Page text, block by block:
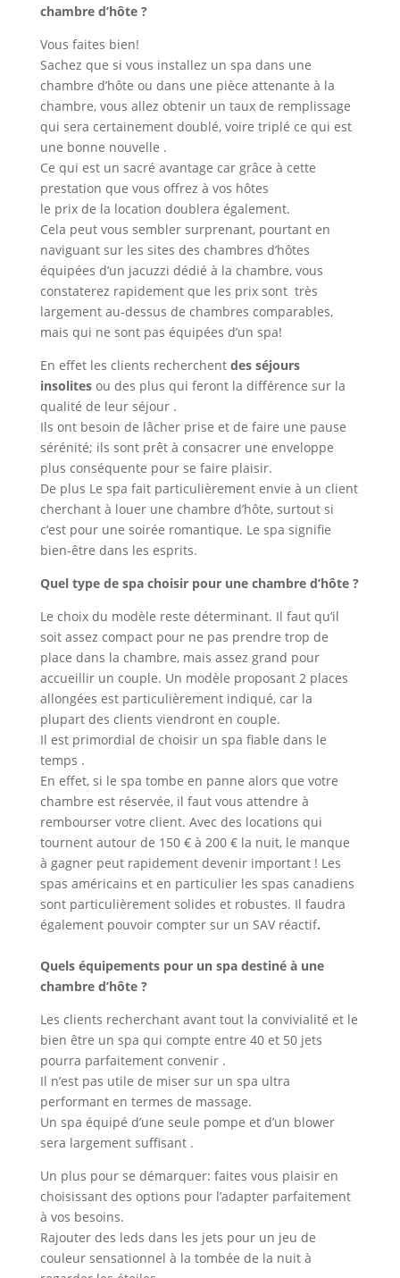
chambre d’hôte ?
Vous faites bien!
Sachez que si vous installez un spa dans une
chambre d’hôte ou dans une pièce attenante à la
chambre, vous allez obtenir un taux de remplissage
qui sera certainement doublé, voire triplé ce qui est
une bonne nouvelle .
Ce qui est un sacré avantage car grâce à cette
prestation que vous offrez à vos hôtes
le prix de la location doublera également.
Cela peut vous sembler surprenant, pourtant en
naviguant sur les sites des chambres d’hôtes
équipées d’un jacuzzi dédié à la chambre, vous
constaterez rapidement que les prix sont très
largement au-dessus de chambres comparables,
mais qui ne sont pas équipées d’un spa!
En effet les clients recherchent des séjours
insolitesou des plus qui feront la différence sur la
qualité de leur séjour .
Ils ont besoin de lâcher prise et de faire une pause
sérénité; ils sont prêt à consacrer une enveloppe
plus conséquente pour se faire plaisir.
De plus Le spa fait particulièrement envie à un client
cherchant à louer une chambre d’hôte, surtout si
c’est pour une soirée romantique. Le spa signifie
bien-être dans les esprits.
Quel type de spa choisir pour une chambre d’hôte ?
Le choix du modèle reste déterminant. Il faut qu’il
soit assez compact pour ne pas prendre trop de
place dans la chambre, mais assez grand pour
accueillir un couple. Un modèle proposant 2 places
allongées est particulièrement indiqué, car la
plupart des clients viendront en couple.
Il est primordial de choisir un spa fiable dans le
temps .
En effet, si le spa tombe en panne alors que votre
chambre est réservée, il faut vous attendre à
rembourser votre client. Avec des locations qui
tournent autour de 150 € à 200 € la nuit, le manque
à gagner peut rapidement devenir important ! Les
spas américains et en particulier les spas canadiens
sont particulièrement solides et robustes. Il faudra
également pouvoir compter sur un SAV réactif.
Quels équipements pour un spa destiné à une
chambre d’hôte ?
Les clients recherchant avant tout la convivialité et le
bien être un spa qui compte entre 40 et 50 jets
pourra parfaitement convenir .
Il n’est pas utile de miser sur un spa ultra
performant en termes de massage.
Un spa équipé d’une seule pompe et d’un blower
sera largement suffisant .
Un plus pour se démarquer: faites vous plaisir en
choisissant des options pour l’adapter parfaitement
à vos besoins.
Rajouter des leds dans les jets pour un jeu de
couleur sensationnel à la tombée de la nuit à